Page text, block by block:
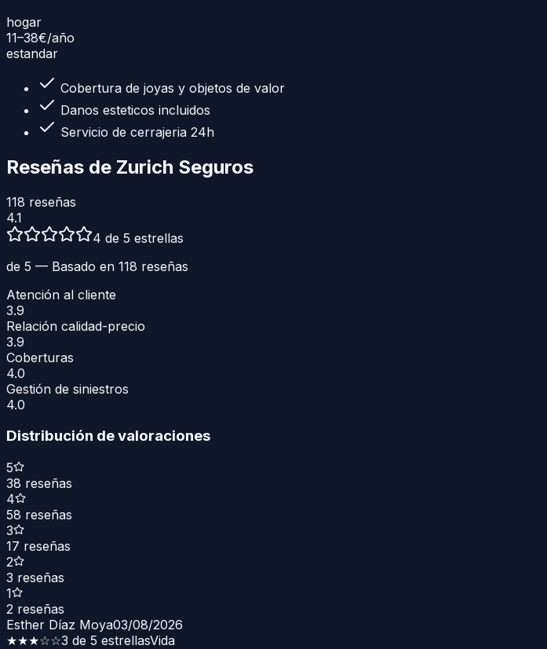
hogar
11–38€/año
estandar
Cobertura de joyas y objetos de valor
Danos esteticos incluidos
Servicio de cerrajeria 24h
Reseñas de Zurich Seguros
118 reseñas
4.1
4 de 5 estrellas
de 5 — Basado en 118 reseñas
Atención al cliente
3.9
Relación calidad-precio
3.9
Coberturas
4.0
Gestión de siniestros
4.0
Distribución de valoraciones
5
38 reseñas
4
58 reseñas
3
17 reseñas
2
3 reseñas
1
2 reseñas
Esther Díaz Moya03/08/2026
★★★☆☆3 de 5 estrellasVida